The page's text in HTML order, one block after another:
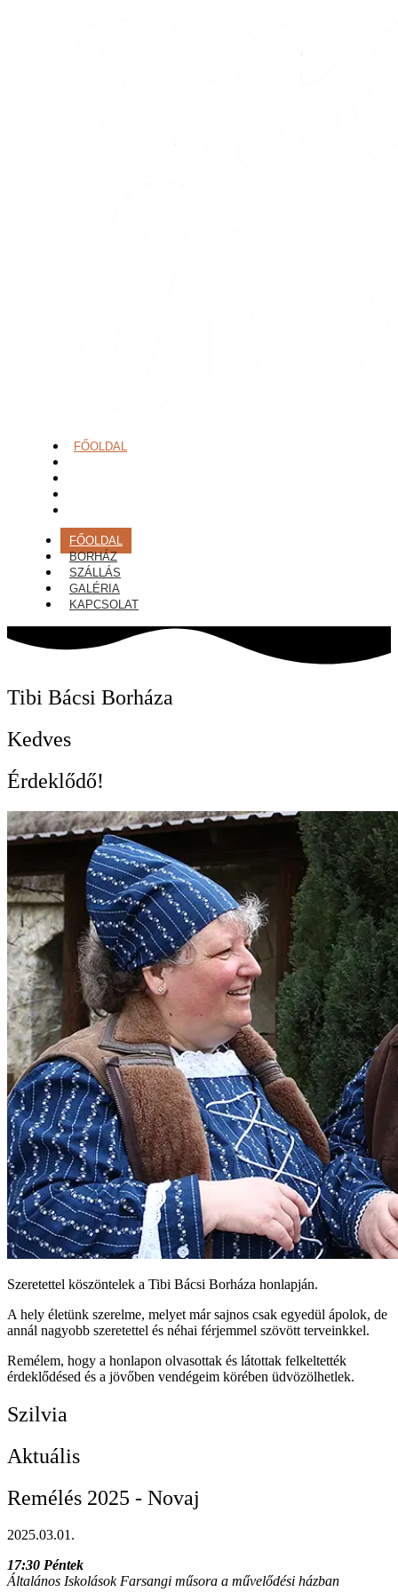
FŐOLDAL
FŐOLDAL
BORHÁZ
SZÁLLÁS
GALÉRIA
KAPCSOLAT
Tibi Bácsi Borháza
Kedves
Érdeklődő!
Szeretettel köszöntelek a Tibi Bácsi Borháza honlapján.
A hely életünk szerelme, melyet már sajnos csak egyedül ápolok, de
annál nagyobb szeretettel és néhai férjemmel szövött terveinkkel.
Remélem, hogy a honlapon olvasottak és látottak felkeltették
érdeklődésed és a jövőben vendégeim körében üdvözölhetlek.
Szilvia
Aktuális
Remélés 2025 - Novaj
2025.03.01.
17:30 Péntek
Általános Iskolások Farsangi műsora a művelődési házban